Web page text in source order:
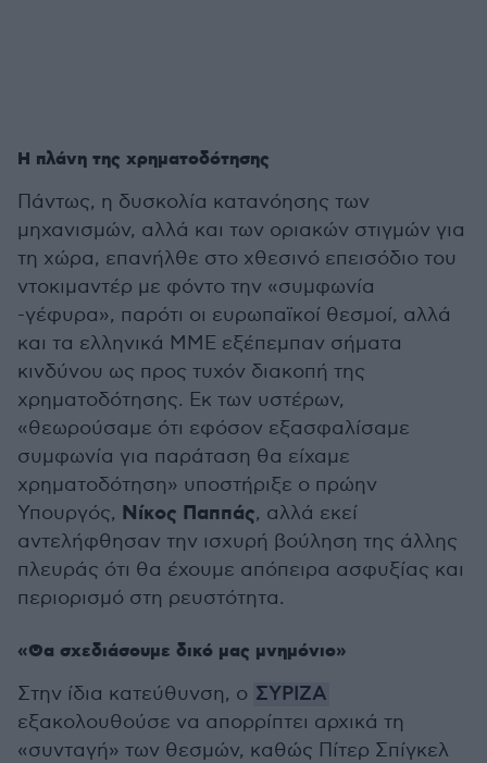
Η πλάνη της χρηματοδότησης
Πάντως, η δυσκολία κατανόησης των
μηχανισμών, αλλά και των οριακών στιγμών για
τη χώρα, επανήλθε στο χθεσινό επεισόδιο του
ντοκιμαντέρ με φόντο την «συμφωνία
-γέφυρα», παρότι οι ευρωπαϊκοί θεσμοί, αλλά
και τα ελληνικά ΜΜΕ εξέπεμπαν σήματα
κινδύνου ως προς τυχόν διακοπή της
χρηματοδότησης. Εκ των υστέρων,
«θεωρούσαμε ότι εφόσον εξασφαλίσαμε
συμφωνία για παράταση θα είχαμε
χρηματοδότηση» υποστήριξε ο πρώην
Υπουργός, Νίκος Παππάς, αλλά εκεί
αντελήφθησαν την ισχυρή βούληση της άλλης
πλευράς ότι θα έχουμε απόπειρα ασφυξίας και
περιορισμό στη ρευστότητα.
«Θα σχεδιάσουμε δικό μας μνημόνιο»
Στην ίδια κατεύθυνση, ο ΣΥΡΙΖΑ
εξακολουθούσε να απορρίπτει αρχικά τη
«συνταγή» των θεσμών, καθώς Πίτερ Σπίγκελ